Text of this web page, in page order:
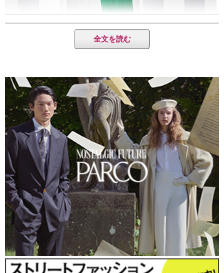
■今日の白ソックスの着こなしのポイントについて教え
て下さい。
パンツはスリムだけど、足元はくしゅくしゅなところで
す。雑誌で、モードな感じにスタイリングされているの
全文を読む